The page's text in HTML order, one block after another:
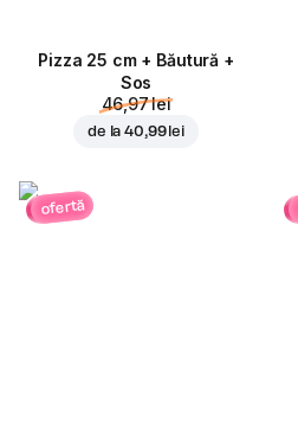
Pizza 25 cm + Băutură +
Sos
46,97 lei
de la40,99 lei
ofertă